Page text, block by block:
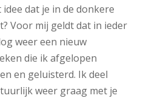
dat je in de donkere
Voor mij geldt dat in ieder
weer een nieuw
die ik afgelopen
en geluisterd. Ik deel
weer graag met je